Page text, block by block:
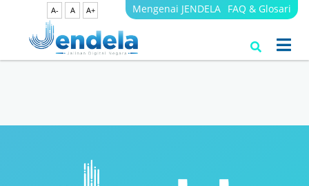
A- A A+ Mengenai JENDELA FAQ & Glosari
Search Results